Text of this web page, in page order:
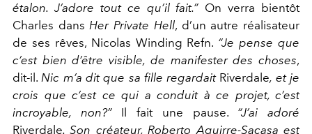
étalon. J’adore tout ce qu’il fait.” On verra bientôt
Charles dansHer Private Hell, d’un autre réalisateur
de ses rêves, Nicolas Winding Refn. “Je pense que
c’est bien d’être visible, de manifester des choses,
dit-il.Nic m’a dit que sa fille regardait Riverdale, et je
crois que c’est ce qui a conduit à ce projet, c’est
incroyable, non?”
Il fait une pause. “J’ai adoré
Riverdale. Son créateur, Roberto Aguirre-Sacasa est